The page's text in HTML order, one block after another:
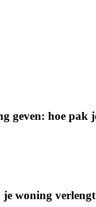
geven: hoe pak
je woning verlengt